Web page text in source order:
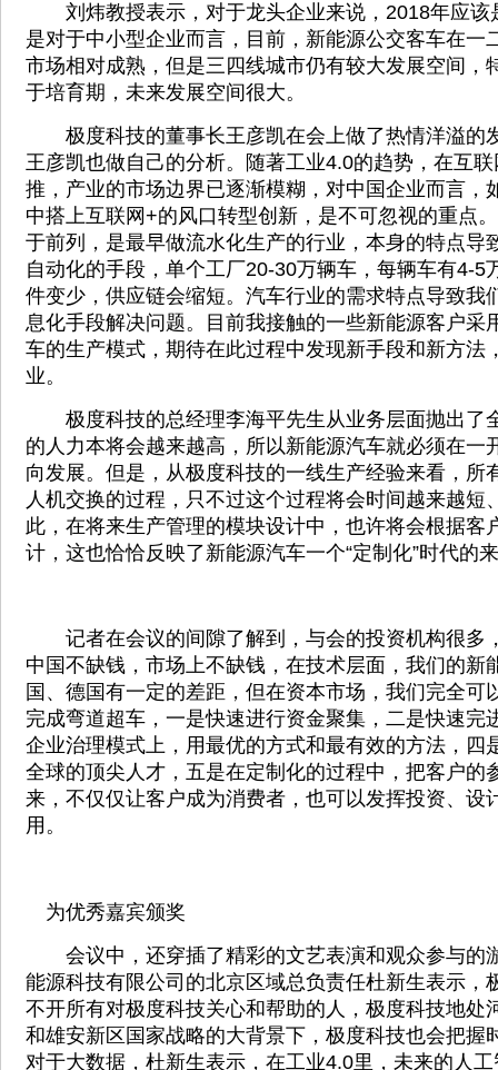
刘炜教授表示，对于龙头企业来说，2018年应该
是对于中小型企业而言，目前，新能源公交客车在一
市场相对成熟，但是三四线城市仍有较大发展空间，
于培育期，未来发展空间很大。
极度科技的董事长王彦凯在会上做了热情洋溢的
王彦凯也做自己的分析。随著工业4.0的趋势，在互
推，产业的市场边界已逐渐模糊，对中国企业而言，
中搭上互联网+的风口转型创新，是不可忽视的重点
于前列，是最早做流水化生产的行业，本身的特点导
自动化的手段，单个工厂20-30万辆车，每辆车有4-5
件变少，供应链会缩短。汽车行业的需求特点导致我
息化手段解决问题。目前我接触的一些新能源客户采
车的生产模式，期待在此过程中发现新手段和新方法
业。
极度科技的总经理李海平先生从业务层面抛出了
的人力本将会越来越高，所以新能源汽车就必须在一
向发展。但是，从极度科技的一线生产经验来看，所
人机交换的过程，只不过这个过程将会时间越来越短
此，在将来生产管理的模块设计中，也许将会根据客
计，这也恰恰反映了新能源汽车一个“定制化”时代的
记者在会议的间隙了解到，与会的投资机构很多
中国不缺钱，市场上不缺钱，在技术层面，我们的新
国、德国有一定的差距，但在资本市场，我们完全可
完成弯道超车，一是快速进行资金聚集，二是快速完
企业治理模式上，用最优的方式和最有效的方法，四
全球的顶尖人才，五是在定制化的过程中，把客户的
来，不仅仅让客户成为消费者，也可以发挥投资、设
用。
为优秀嘉宾颁奖
会议中，还穿插了精彩的文艺表演和观众参与的
能源科技有限公司的北京区域总负责任杜新生表示，
不开所有对极度科技关心和帮助的人，极度科技地处
和雄安新区国家战略的大背景下，极度科技也会把握
对于大数据，杜新生表示，在工业4.0里，未来的人